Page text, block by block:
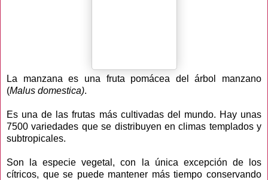
La manzana es una fruta pomácea del árbol manzano
(Malus domestica).
Es una de las frutas más cultivadas del mundo. Hay unas
7500 variedades que se distribuyen en climas templados y
subtropicales.
Son la especie vegetal, con la única excepción de los
cítricos, que se puede mantener más tiempo conservando